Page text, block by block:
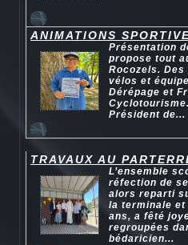
ANIMATIONS
Présentation
propose tout
Rocozels.
vélos et
Dérépage et
Président de...
TRAVAUX AU
L’ensemble
réfection de
alors reparti
la terminale et
ans, a fêté
regroupées
bédaricien...